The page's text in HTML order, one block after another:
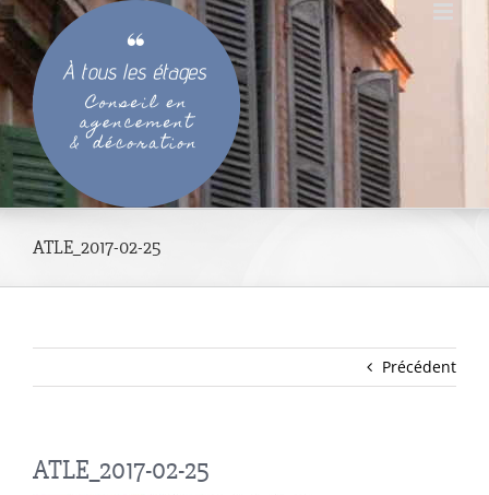
Passer
au
contenu
ATLE_2017-02-25
Précédent
ATLE_2017-02-25